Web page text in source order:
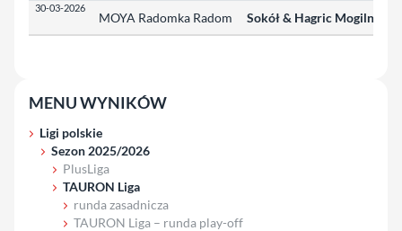
30-03-2026
MOYA Radomka Radom Sokół & Hagric Mogilno
MENU WYNIKÓW
Ligi polskie
Sezon 2025/2026
PlusLiga
TAURON Liga
runda zasadnicza
TAURON Liga – runda play-off